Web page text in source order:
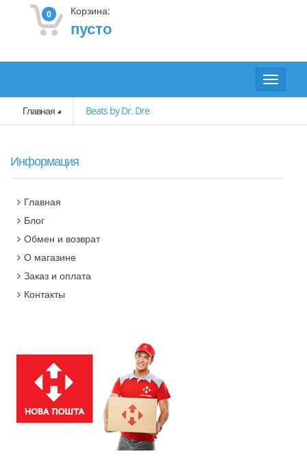
0 Корзина:
пусто
Toggle
Главная
Beats by Dr. Dre
Информация
Главная
Блог
Обмен и возврат
О магазине
Заказ и оплата
Контакты